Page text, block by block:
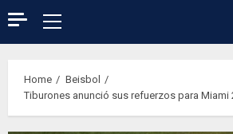
Primary
Menu
Home
Beisbol
Tiburones anunció sus refuerzos para Miami